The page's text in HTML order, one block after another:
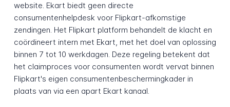
website. Ekart biedt geen directe
consumentenhelpdesk voor Flipkart-afkomstige
zendingen. Het Flipkart platform behandelt de klacht en
coördineert intern met Ekart, met het doel van oplossing
binnen 7 tot 10 werkdagen. Deze regeling betekent dat
het claimproces voor consumenten wordt vervat binnen
Flipkart's eigen consumentenbeschermingkader in
plaats van via een apart Ekart kanaal.